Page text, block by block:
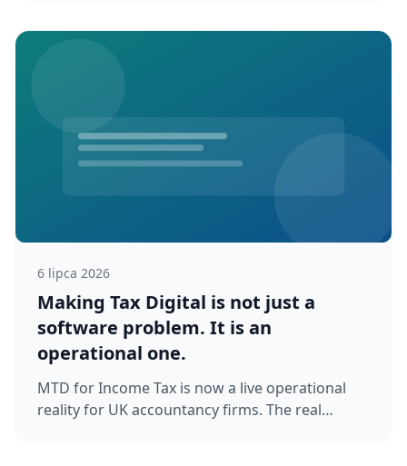
6 lipca 2026
Making Tax Digital is not just a
software problem. It is an
operational one.
MTD for Income Tax is now a live operational
reality for UK accountancy firms. The real